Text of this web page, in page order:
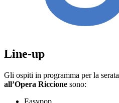
Line-up
Gli ospiti in programma per la serata
all’Opera Riccione sono: